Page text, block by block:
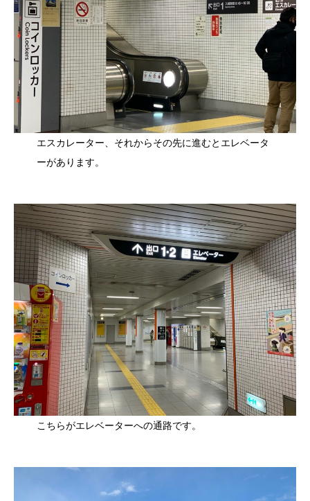
エスカレーター、それからその先に進むとエレベータ
ーがあります。
こちらがエレベーターへの通路です。